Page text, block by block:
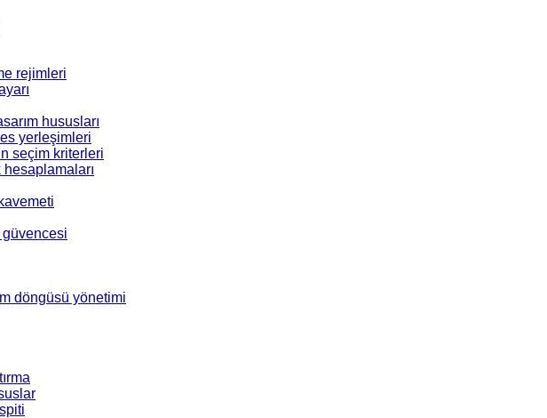
rejimleri
hususları
yerleşimleri
seçim kriterleri
döngüsü yönetimi